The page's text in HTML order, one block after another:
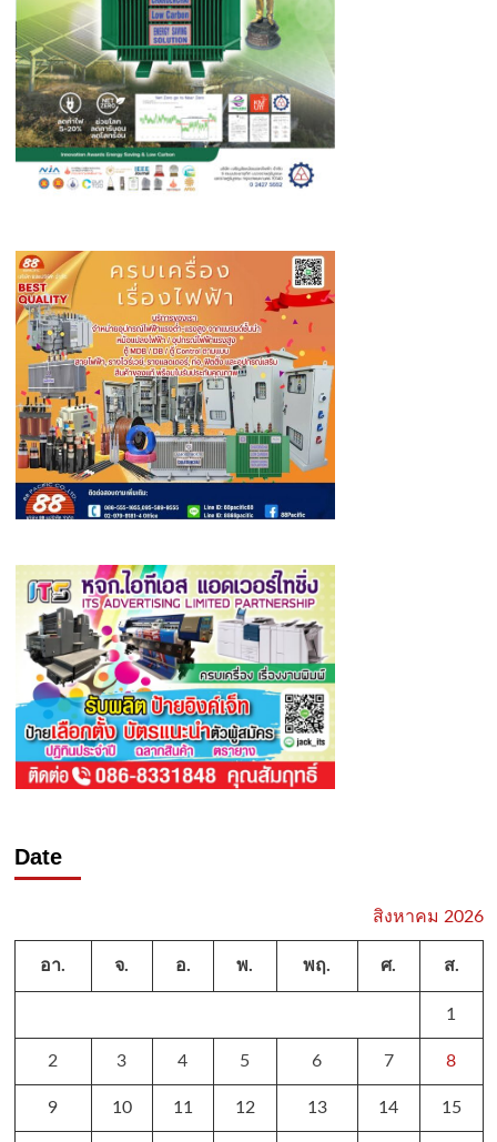
Date
สิงหาคม 2026
อา. จ. อ. พ. พฤ. ศ. ส.
1
2 3 4 5 6 7 8
9 10 11 12 13 14 15